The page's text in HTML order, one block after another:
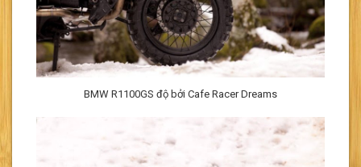
BMW R1100GS độ bởi Cafe Racer Dreams